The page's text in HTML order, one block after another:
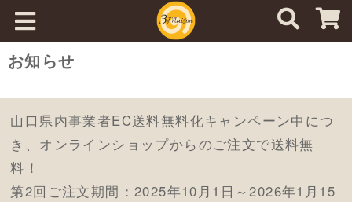
お知らせ
山口県内事業者EC送料無料化キャンペーン中につ
き、オンラインショップからのご注文で送料無
料！
第2回ご注文期間：2025年10月1日～2026年1月15